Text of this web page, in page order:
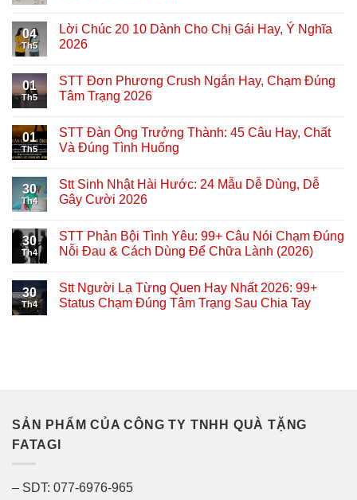
04
Th5
Lời Chúc 20 10 Dành Cho Chị Gái Hay, Ý Nghĩa
2026
01
Th5
STT Đơn Phương Crush Ngắn Hay, Chạm Đúng
Tâm Trạng 2026
01
Th5
STT Đàn Ông Trưởng Thành: 45 Câu Hay, Chất
Và Đúng Tình Huống
30
Th4
Stt Sinh Nhật Hài Hước: 24 Mẫu Dễ Dùng, Dễ
Gây Cười 2026
30
Th4
STT Phản Bội Tình Yêu: 99+ Câu Nói Chạm Đúng
Nỗi Đau & Cách Dùng Để Chữa Lành (2026)
30
Th4
Stt Người Lạ Từng Quen Hay Nhất 2026: 99+
Status Chạm Đúng Tâm Trạng Sau Chia Tay
SẢN PHẨM CỦA CÔNG TY TNHH QUÀ TẶNG
FATAGI
– SDT: 077-6976-965